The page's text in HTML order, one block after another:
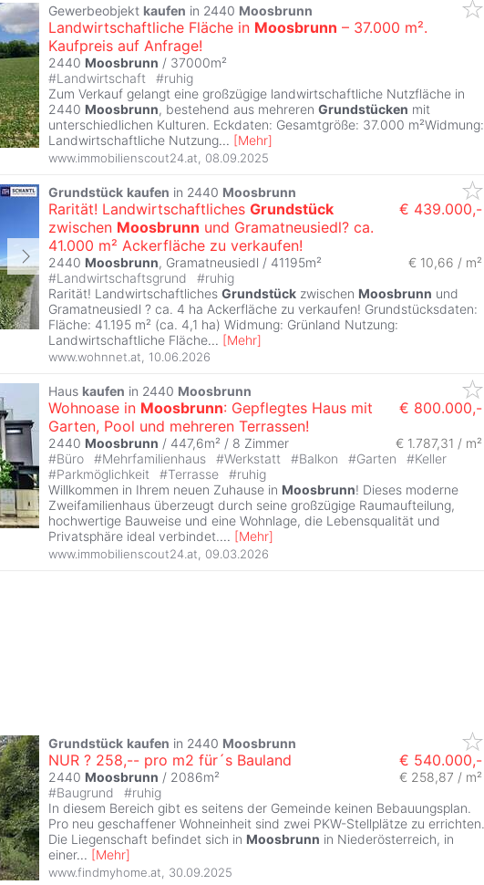
Gewerbeobjekt kaufen in 2440 Moosbrunn
Landwirtschaftliche Fläche in Moosbrunn – 37.000 m².
Kaufpreis auf Anfrage!
2440 Moosbrunn / 37000m²
#Landwirtschaft #ruhig
Zum Verkauf gelangt eine großzügige landwirtschaftliche Nutzfläche in
2440 Moosbrunn, bestehend aus mehreren Grundstücken mit
unterschiedlichen Kulturen. Eckdaten: Gesamtgröße: 37.000 m²Widmung:
Landwirtschaftliche Nutzung... [Mehr]
www.immobilienscout24.at 08.09.2025
Grundstück kaufen in 2440 Moosbrunn
Rarität! Landwirtschaftliches Grundstück
zwischen Moosbrunn und Gramatneusiedl? ca.
41.000 m² Ackerfläche zu verkaufen!
€ 439.000,-
2440 Moosbrunn, Gramatneusiedl / 41195m² € 10,66 / m²
#Landwirtschaftsgrund #ruhig
Rarität! Landwirtschaftliches Grundstück zwischen Moosbrunn und
Gramatneusiedl ? ca. 4 ha Ackerfläche zu verkaufen! Grundstücksdaten:
Fläche: 41.195 m² (ca. 4,1 ha) Widmung: Grünland Nutzung:
Landwirtschaftliche Fläche... [Mehr]
www.wohnnet.at, 10.06.2026
Haus kaufen in 2440 Moosbrunn
Wohnoase in Moosbrunn: Gepflegtes Haus mit
Garten, Pool und mehreren Terrassen!
€ 800.000,-
2440 Moosbrunn / 447,6m² / 8 Zimmer
€ 1.787,31 / m²
#Büro #Mehrfamilienhaus #Werkstatt #Balkon #Garten #Keller
#Parkmöglichkeit #Terrasse #ruhig
Willkommen in Ihrem neuen Zuhause in Moosbrunn! Dieses moderne
Zweifamilienhaus überzeugt durch seine großzügige Raumaufteilung,
hochwertige Bauweise und eine Wohnlage, die Lebensqualität und
Privatsphäre ideal verbindet.... [Mehr]
www.immobilienscout24.at 09.03.2026
Grundstück kaufen in 2440 Moosbrunn
NUR ? 258,-- pro m2 für´s Bauland € 540.000,-
2440 Moosbrunn / 2086m²
€ 258,87 / m²
#Baugrund #ruhig
In diesem Bereich gibt es seitens der Gemeinde keinen Bebauungsplan.
Pro neu geschaffener Wohneinheit sind zwei PKW-Stellplätze zu errichten.
Die Liegenschaft befindet sich in Moosbrunn in Niederösterreich, in
einer... [Mehr]
www.findmyhome.at 30.09.2025